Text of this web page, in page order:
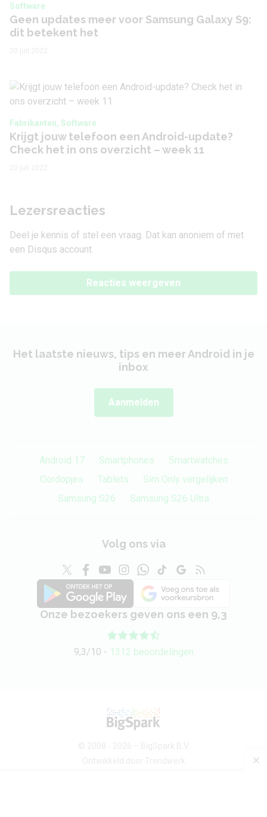
Software
Geen updates meer voor Samsung Galaxy S9:
dit betekent het
Fabrikanten, Software
Krijgt jouw telefoon een Android-update?
Check het in ons overzicht – week 11
Lezersreacties
Deel je kennis of stel een vraag. Dat kan anoniem of met
een Disqus account.
Reacties weergeven
Het laatste nieuws, tips en meer Android in je
inbox
Aanmelden
Android 17 Smartphones
Smartwatches
Oordopjes
Tablets
Sim Only vergelijken
Samsung S26
Samsung S26 Ultra
Volg ons via
Onze bezoekers geven ons een 9,3
9,3/10 - 1312 beoordelingen